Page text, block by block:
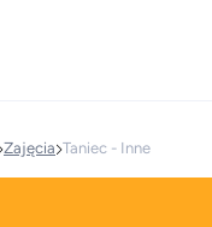
Zajęcia Taniec - Inne